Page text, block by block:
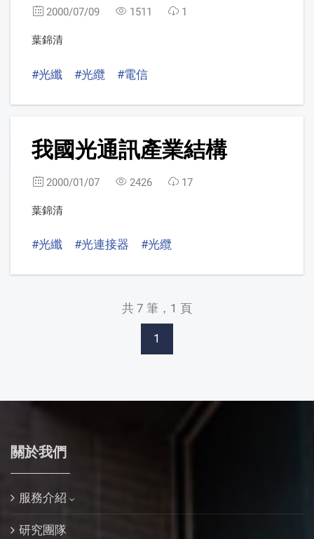
2000/07/09 1511 1
葉錦清
#光纖 #光纜 #電信
我國光通訊產業結構
2000/01/07 2426 17
葉錦清
#光纖 #光連接器 #光纜
共 7 筆，1 頁
1
關於我們
服務介紹
研究團隊